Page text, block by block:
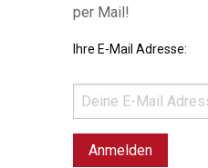
per Mail!
Ihre E-Mail Adresse: